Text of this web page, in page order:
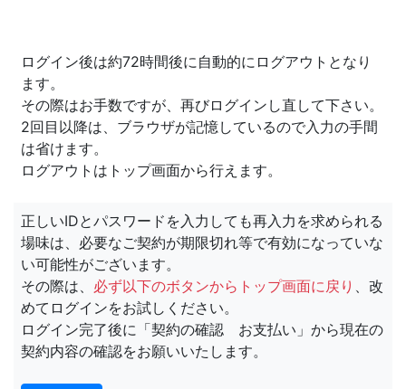
ログイン後は約72時間後に自動的にログアウトとなり
ます。
その際はお手数ですが、再びログインし直して下さい。
2回目以降は、ブラウザが記憶しているので入力の手間
は省けます。
ログアウトはトップ画面から行えます。
正しいIDとパスワードを入力しても再入力を求められる
場味は、必要なご契約が期限切れ等で有効になっていな
い可能性がございます。
その際は、 必ず以下のボタンからトップ画面に戻り 、改
めてログインをお試しください。
ログイン完了後に「契約の確認 お支払い」から現在の
契約内容の確認をお願いいたします。